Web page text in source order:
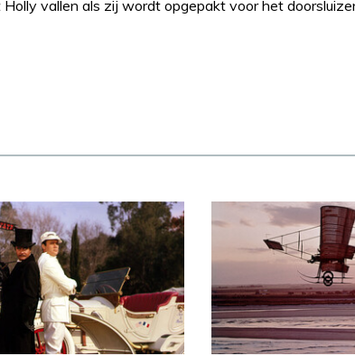
Holly vallen als zij wordt opgepakt voor het